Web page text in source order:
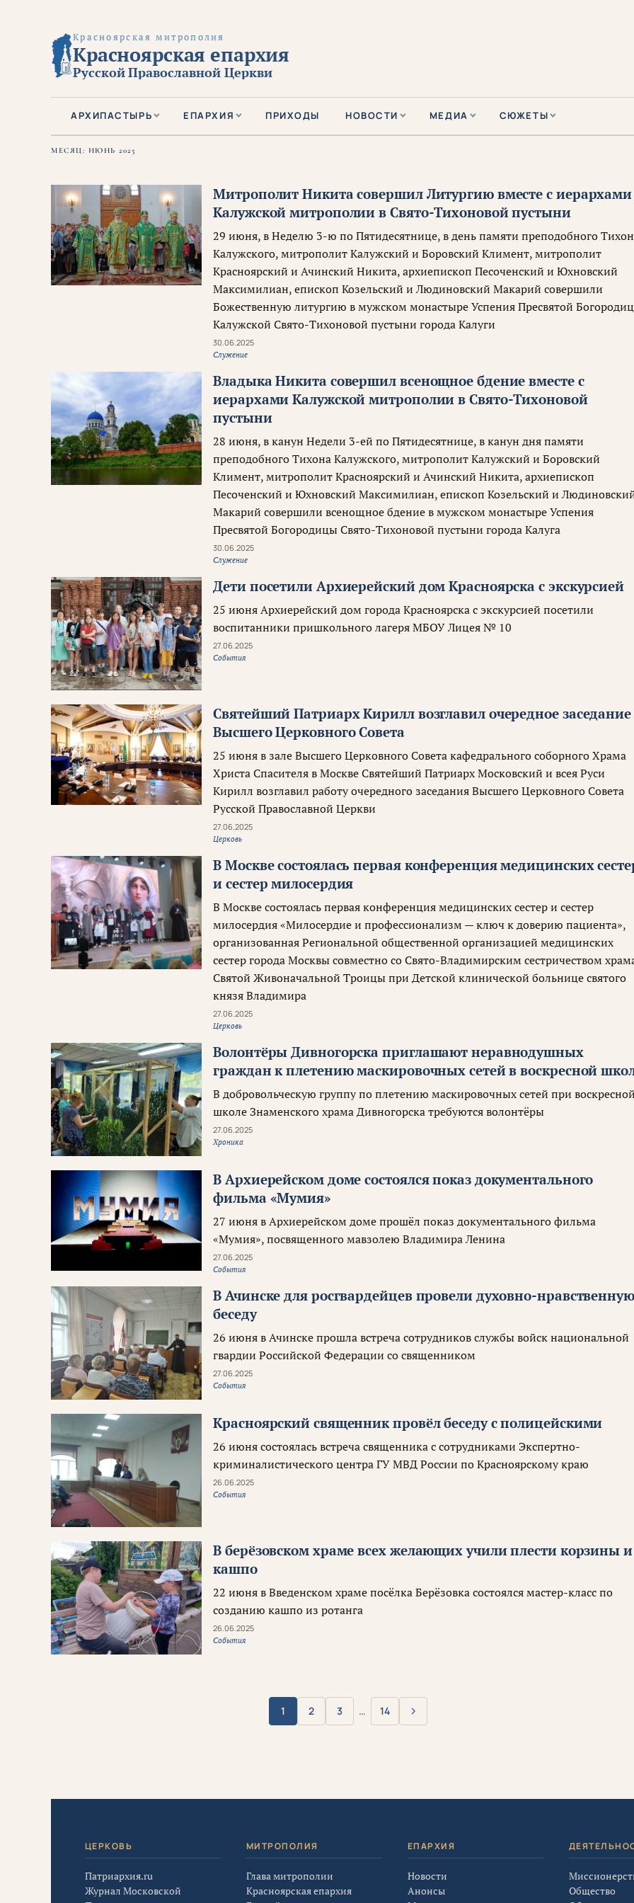
Красноярская митрополия
Красноярская епархия
Русской Православной Церкви
АРХИПАСТЫРЬ ЕПАРХИЯ ПРИХОДЫ НОВОСТИ МЕДИА СЮЖЕТЫ
МЕСЯЦ: ИЮНЬ 2025
Митрополит Никита совершил Литургию вместе с иерархами
Калужской митрополии в Свято-Тихоновой пустыни
29 июня, в Неделю 3-ю по Пятидесятнице, в день памяти преподобного
Калужского, митрополит Калужский и Боровский Климент, митрополит
Красноярский и Ачинский Никита, архиепископ Песоченский и Юхновский
Максимилиан, епископ Козельский и Людиновский Макарий совершили
Божественную литургию в мужском монастыре Успения Пресвятой
Калужской Свято-Тихоновой пустыни города Калуги
30.06.2025
Служение
Владыка Никита совершил всенощное бдение вместе с
иерархами Калужской митрополии в Свято-Тихоновой
пустыни
28 июня, в канун Недели 3-ей по Пятидесятнице, в канун дня памяти
преподобного Тихона Калужского, митрополит Калужский и Боровский
Климент, митрополит Красноярский и Ачинский Никита, архиепископ
Песоченский и Юхновский Максимилиан, епископ Козельский и
Макарий совершили всенощное бдение в мужском монастыре Успения
Пресвятой Богородицы Свято-Тихоновой пустыни города Калуга
30.06.2025
Служение
Дети посетили Архиерейский дом Красноярска с экскурсией
25 июня Архиерейский дом города Красноярска с экскурсией посетили
воспитанники пришкольного лагеря МБОУ Лицея № 10
27.06.2025
События
Святейший Патриарх Кирилл возглавил очередное заседание
Высшего Церковного Совета
25 июня в зале Высшего Церковного Совета кафедрального соборного Храма
Христа Спасителя в Москве Святейший Патриарх Московский и всея Руси
Кирилл возглавил работу очередного заседания Высшего Церковного Совета
Русской Православной Церкви
27.06.2025
Церковь
В Москве состоялась первая конференция медицинских
и сестер милосердия
В Москве состоялась первая конференция медицинских сестер и сестер
милосердия «Милосердие и профессионализм — ключ к доверию пациента»,
организованная Региональной общественной организацией медицинских
сестер города Москвы совместно со Свято-Владимирским сестричеством
Святой Живоначальной Троицы при Детской клинической больнице святого
князя Владимира
27.06.2025
Церковь
Волонтёры Дивногорска приглашают неравнодушных
граждан к плетению маскировочных сетей в воскресной
В добровольческую группу по плетению маскировочных сетей при
школе Знаменского храма Дивногорска требуются волонтёры
27.06.2025
Хроника
В Архиерейском доме состоялся показ документального
фильма «Мумия»
27 июня в Архиерейском доме прошёл показ документального фильма
«Мумия», посвященного мавзолею Владимира Ленина
27.06.2025
События
В Ачинске для росгвардейцев провели духовно-нравственную
беседу
26 июня в Ачинске прошла встреча сотрудников службы войск национальной
гвардии Российской Федерации со священником
27.06.2025
События
Красноярский священник провёл беседу с полицейскими
26 июня состоялась встреча священника с сотрудниками Экспертно-
криминалистического центра ГУ МВД России по Красноярскому краю
26.06.2025
События
В берёзовском храме всех желающих учили плести корзины и
кашпо
22 июня в Введенском храме посёлка Берёзовка состоялся мастер-класс по
созданию кашпо из ротанга
26.06.2025
События
1 2 3 … 14 Вперёд
›
ЦЕРКОВЬ
Патриархия.ru
Журнал Московской
МИТРОПОЛИЯ
Глава митрополии
Красноярская епархия
ЕПАРХИЯ
Новости
Анонсы
Общество